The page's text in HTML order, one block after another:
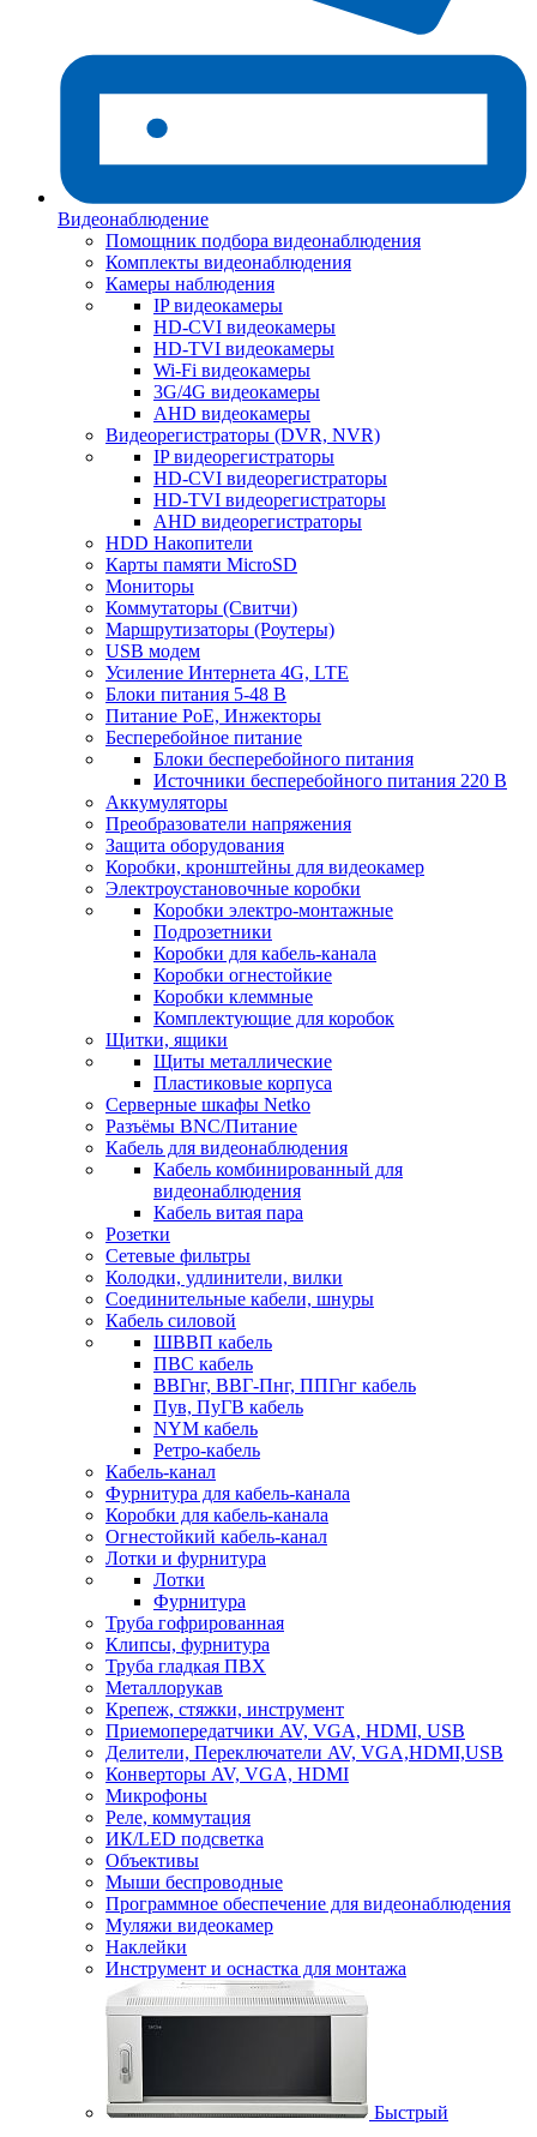
Видеонаблюдение
Помощник подбора видеонаблюдения
Комплекты видеонаблюдения
Камеры наблюдения
IP видеокамеры
HD-CVI видеокамеры
HD-TVI видеокамеры
Wi-Fi видеокамеры
3G/4G видеокамеры
AHD видеокамеры
Видеорегистраторы (DVR, NVR)
IP видеорегистраторы
HD-CVI видеорегистраторы
HD-TVI видеорегистраторы
AHD видеорегистраторы
HDD Накопители
Карты памяти MicroSD
Мониторы
Коммутаторы (Свитчи)
Маршрутизаторы (Роутеры)
USB модем
Усиление Интернета 4G, LTE
Блоки питания 5-48 В
Питание PoE, Инжекторы
Бесперебойное питание
Блоки бесперебойного питания
Источники бесперебойного питания 220 В
Аккумуляторы
Преобразователи напряжения
Защита оборудования
Коробки, кронштейны для видеокамер
Электроустановочные коробки
Коробки электро-монтажные
Подрозетники
Коробки для кабель-канала
Коробки огнестойкие
Коробки клеммные
Комплектующие для коробок
Щитки, ящики
Щиты металлические
Пластиковые корпуса
Серверные шкафы Netko
Разъёмы BNC/Питание
Кабель для видеонаблюдения
Кабель комбинированный для
видеонаблюдения
Кабель витая пара
Розетки
Сетевые фильтры
Колодки, удлинители, вилки
Соединительные кабели, шнуры
Кабель силовой
ШВВП кабель
ПВС кабель
ВВГнг, ВВГ-Пнг, ППГнг кабель
Пув, ПуГВ кабель
NYM кабель
Ретро-кабель
Кабель-канал
Фурнитура для кабель-канала
Коробки для кабель-канала
Огнестойкий кабель-канал
Лотки и фурнитура
Лотки
Фурнитура
Труба гофрированная
Клипсы, фурнитура
Труба гладкая ПВХ
Металлорукав
Крепеж, стяжки, инструмент
Приемопередатчики AV, VGA, HDMI, USB
Делители, Переключатели AV, VGA,HDMI,USB
Конверторы AV, VGA, HDMI
Микрофоны
Реле, коммутация
ИК/LED подсветка
Объективы
Мыши беспроводные
Программное обеспечение для видеонаблюдения
Муляжи видеокамер
Наклейки
Инструмент и оснастка для монтажа
Быстрый